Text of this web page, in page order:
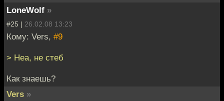
LoneWolf »
#25 | 26.02.08 13:23
Кому: Vers, #9
> Неа, не стеб
Как знаешь?
Vers »